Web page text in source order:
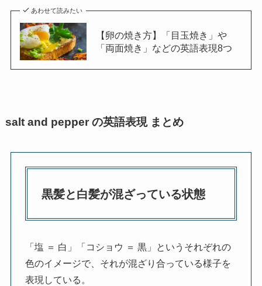
あわせて読みたい
【卵の焼き方】「目玉焼き」や
「両面焼き」などの英語表現8つ
salt and pepper の英語表現 まとめ
黒髪と白髪が混ざっている状態
「塩 ＝ 白」「コショウ ＝ 黒」というそれぞれの
色のイメージで、それが混ざり合っている様子を
表現している。